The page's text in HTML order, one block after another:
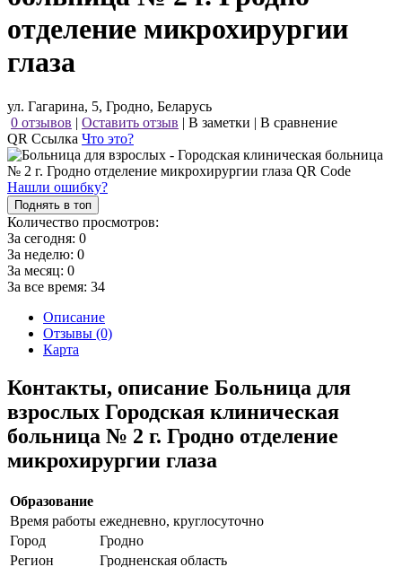
отделение микрохирургии
глаза
ул. Гагарина, 5, Гродно, Беларусь
0 отзывов | Оставить отзыв | В заметки | В сравнение
QR Ссылка Что это?
Нашли ошибку?
Поднять в топ
Количество просмотров:
За сегодня: 0
За неделю: 0
За месяц: 0
За все время: 34
Описание
Отзывы (0)
Карта
Контакты, описание Больница для
взрослых Городская клиническая
больница № 2 г. Гродно отделение
микрохирургии глаза
Образование
Время работы ежедневно, круглосуточно
Город
Гродно
Регион
Гродненская область